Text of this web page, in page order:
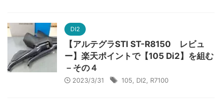
DI2
【アルテグラSTI ST-R8150 レビュ
ー】楽天ポイントで【105 Di2】を組む
－その４
2023/3/31 105 DI2 R7100